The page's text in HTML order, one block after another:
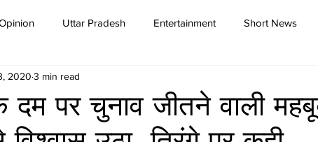
Uttar Pradesh Entertainment Short News
पर चुनाव जीतने वाली
2020 3 min read